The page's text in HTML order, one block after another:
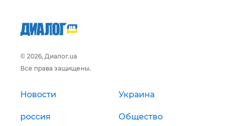
© 2026, Диалог.ua
Все права защищены.
Новости Украина
россия Общество